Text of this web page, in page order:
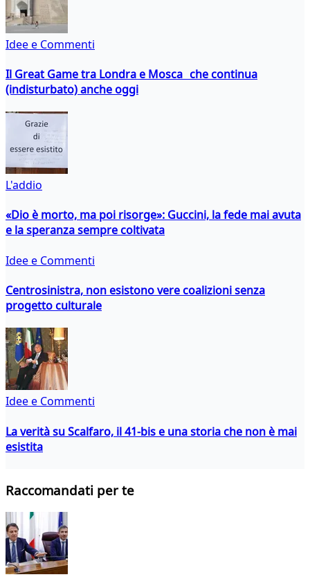
Idee e Commenti
Il Great Game tra Londra e Mosca che continua
(indisturbato) anche oggi
L'addio
«Dio è morto, ma poi risorge»: Guccini, la fede mai avuta
e la speranza sempre coltivata
Idee e Commenti
Centrosinistra, non esistono vere coalizioni senza
progetto culturale
Idee e Commenti
La verità su Scalfaro, il 41-bis e una storia che non è mai
esistita
Raccomandati per te